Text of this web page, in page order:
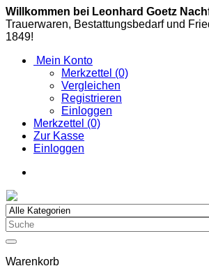
Willkommen bei Leonhard Goetz
Trauerwaren, Bestattungsbedarf und
1849!
Mein Konto
Merkzettel (0)
Vergleichen
Registrieren
Einloggen
Merkzettel (0)
Zur Kasse
Einloggen
Warenkorb